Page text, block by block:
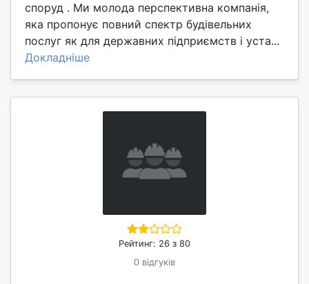
споруд . Ми молода перспективна компанія,
яка пропонує повний спектр будівельних
послуг як для державних підприємств і уста...
Докладніше
Рейтинг: 26 з 80
0 відгуків